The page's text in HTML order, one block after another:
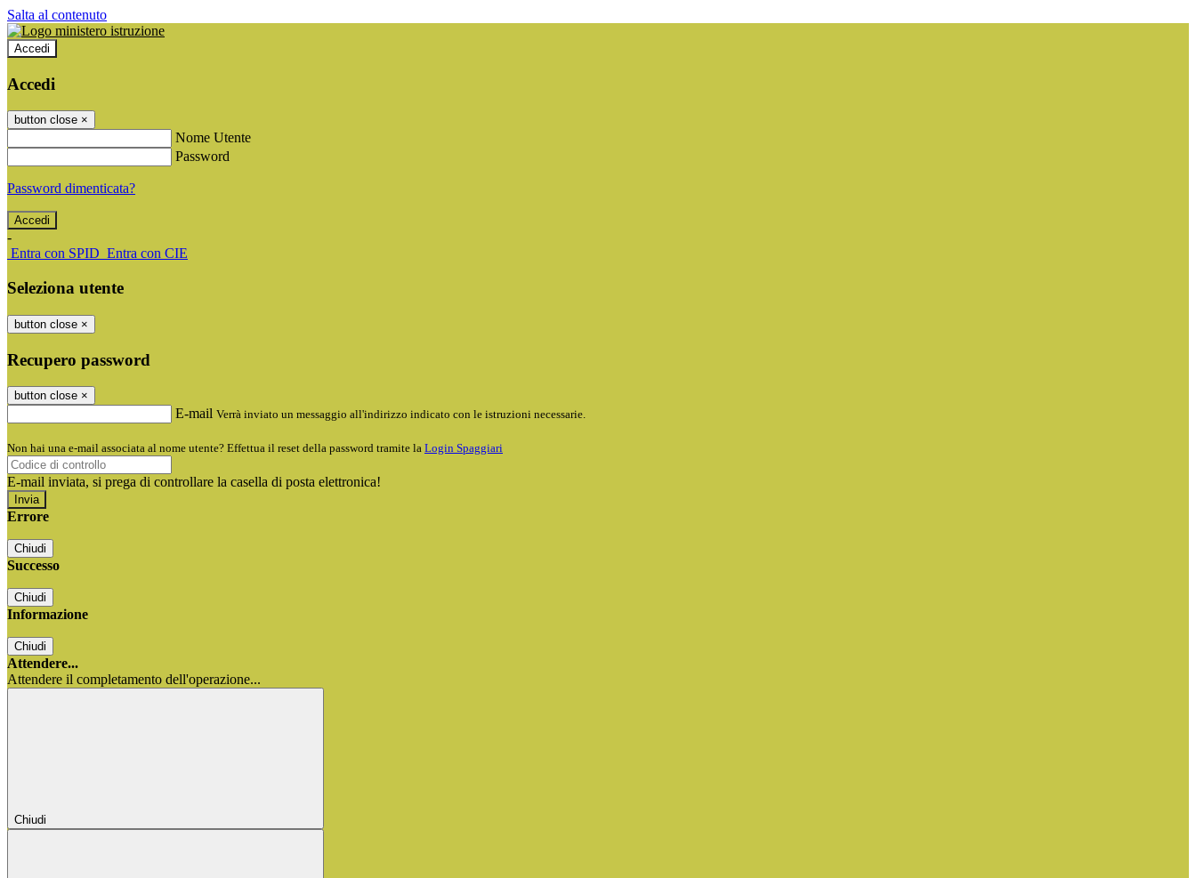
Salta al contenuto
Accedi
Accedi
button close ×
Nome Utente
Password
Password dimenticata?
-
Entra con SPID Entra con CIE
Seleziona utente
button close ×
Recupero password
button close ×
E-mail Verrà inviato un messaggio all'indirizzo indicato con le istruzioni necessarie.
Non hai una e-mail associata al nome utente? Effettua il reset della password tramite la Login Spaggiari
E-mail inviata, si prega di controllare la casella di posta elettronica!
Errore
Chiudi
Successo
Chiudi
Informazione
Chiudi
Attendere...
Attendere il completamento dell'operazione...
Chiudi